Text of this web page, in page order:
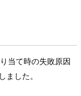
当て時の失敗原因
した。